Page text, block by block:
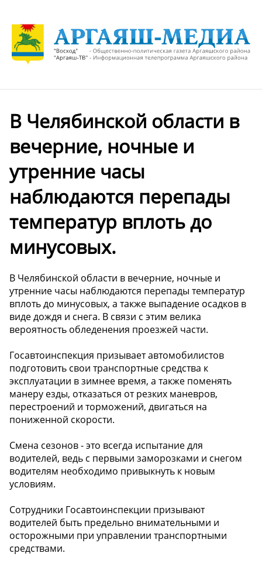
В Челябинской области в
вечерние, ночные и
утренние часы
наблюдаются перепады
температур вплоть до
минусовых.
В Челябинской области в вечерние, ночные и
утренние часы наблюдаются перепады температур
вплоть до минусовых, а также выпадение осадков в
виде дождя и снега. В связи с этим велика
вероятность обледенения проезжей части.
Госавтоинспекция призывает автомобилистов
подготовить свои транспортные средства к
эксплуатации в зимнее время, а также поменять
манеру езды, отказаться от резких маневров,
перестроений и торможений, двигаться на
пониженной скорости.
Смена сезонов - это всегда испытание для
водителей, ведь с первыми заморозками и снегом
водителям необходимо привыкнуть к новым
условиям.
Сотрудники Госавтоинспекции призывают
водителей быть предельно внимательными и
осторожными при управлении транспортными
средствами.